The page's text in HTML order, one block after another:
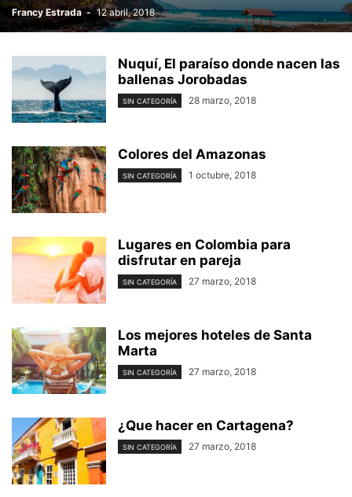
Francy Estrada - 12 abril, 2018
Nuquí, El paraíso donde nacen las
ballenas Jorobadas
SIN CATEGORÍA 28 marzo, 2018
Colores del Amazonas
SIN CATEGORÍA 1 octubre, 2018
Lugares en Colombia para
disfrutar en pareja
SIN CATEGORÍA 27 marzo, 2018
Los mejores hoteles de Santa
Marta
SIN CATEGORÍA 27 marzo, 2018
¿Que hacer en Cartagena?
SIN CATEGORÍA 27 marzo, 2018